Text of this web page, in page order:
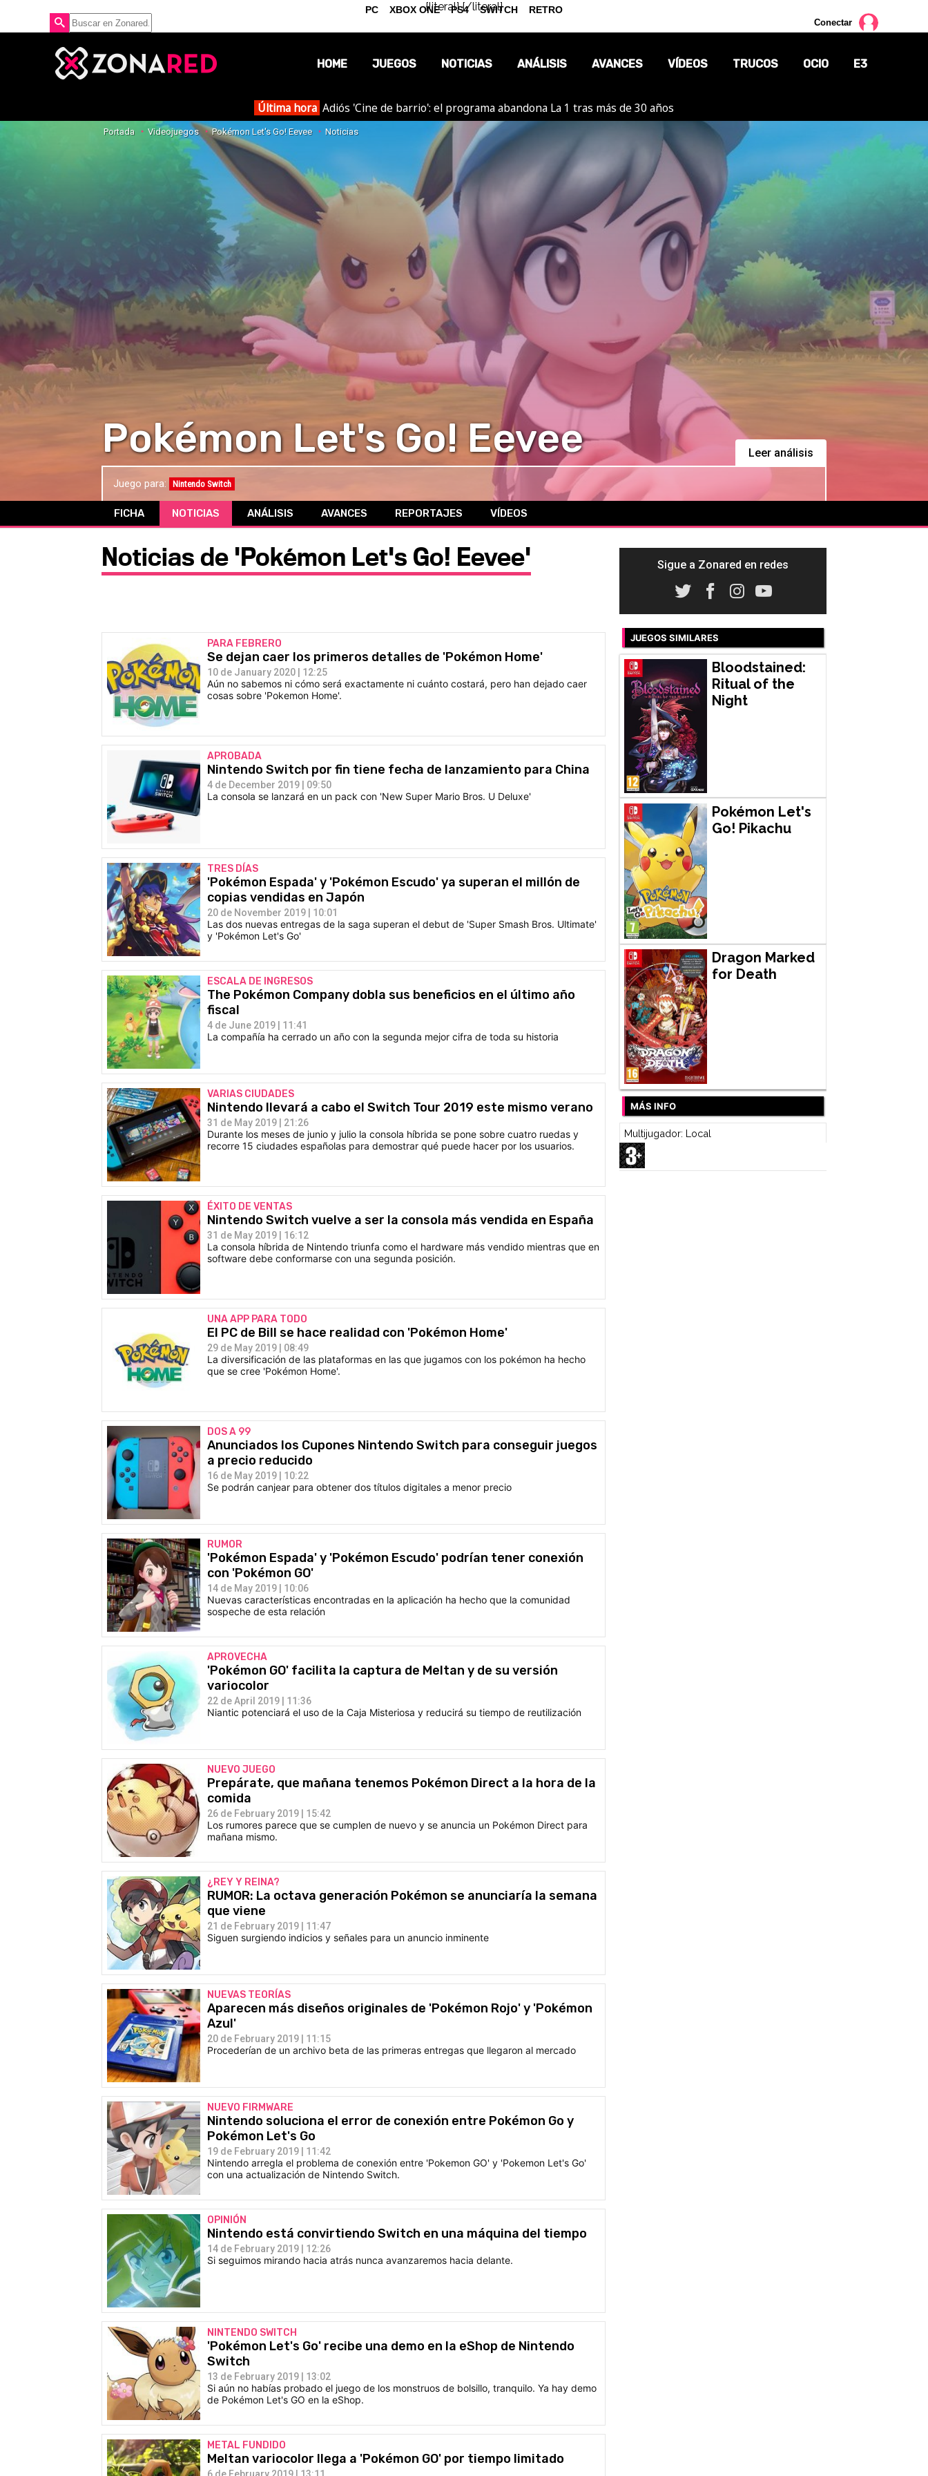
{literal}{/literal}
Conectar
HOME JUEGOS NOTICIAS
OPINIÓN
REPORTAJES
ANÁLISIS AVANCES VÍDEOS TRUCOS OCIO
CÓMICS
E3
Última hora Adiós 'Cine de barrio': el programa abandona La 1 tras más de 30 años
Portada Videojuegos Pokémon Let's Go! Eevee Noticias
Pokémon Let's Go! Eevee Leer análisis
Juego para: Nintendo Switch
FICHA NOTICIAS ANÁLISIS AVANCES REPORTAJES VÍDEOS
Noticias de 'Pokémon Let's Go! Eevee'
PARA FEBRERO
Se dejan caer los primeros detalles de 'Pokémon Home'
10 de January 2020 | 12:25
Aún no sabemos ni cómo será exactamente ni cuánto costará, pero han dejado caer
cosas sobre 'Pokemon Home'.
APROBADA
Nintendo Switch por fin tiene fecha de lanzamiento para China
4 de December 2019 | 09:50
La consola se lanzará en un pack con 'New Super Mario Bros. U Deluxe'
TRES DÍAS
'Pokémon Espada' y 'Pokémon Escudo' ya superan el millón de
copias vendidas en Japón
20 de November 2019 | 10:01
Las dos nuevas entregas de la saga superan el debut de 'Super Smash Bros. Ultimate'
y 'Pokémon Let's Go'
ESCALA DE INGRESOS
The Pokémon Company dobla sus beneficios en el último año
fiscal
4 de June 2019 | 11:41
La compañía ha cerrado un año con la segunda mejor cifra de toda su historia
VARIAS CIUDADES
Nintendo llevará a cabo el Switch Tour 2019 este mismo verano
31 de May 2019 | 21:26
Durante los meses de junio y julio la consola híbrida se pone sobre cuatro ruedas y
recorre 15 ciudades españolas para demostrar qué puede hacer por los usuarios.
ÉXITO DE VENTAS
Nintendo Switch vuelve a ser la consola más vendida en España
31 de May 2019 | 16:12
La consola híbrida de Nintendo triunfa como el hardware más vendido mientras que en
software debe conformarse con una segunda posición.
UNA APP PARA TODO
El PC de Bill se hace realidad con 'Pokémon Home'
29 de May 2019 | 08:49
La diversificación de las plataformas en las que jugamos con los pokémon ha hecho
que se cree 'Pokémon Home'.
DOS A 99
Anunciados los Cupones Nintendo Switch para conseguir juegos
a precio reducido
16 de May 2019 | 10:22
Se podrán canjear para obtener dos títulos digitales a menor precio
RUMOR
'Pokémon Espada' y 'Pokémon Escudo' podrían tener conexión
con 'Pokémon GO'
14 de May 2019 | 10:06
Nuevas características encontradas en la aplicación ha hecho que la comunidad
sospeche de esta relación
APROVECHA
'Pokémon GO' facilita la captura de Meltan y de su versión
variocolor
22 de April 2019 | 11:36
Niantic potenciará el uso de la Caja Misteriosa y reducirá su tiempo de reutilización
NUEVO JUEGO
Prepárate, que mañana tenemos Pokémon Direct a la hora de la
comida
26 de February 2019 | 15:42
Los rumores parece que se cumplen de nuevo y se anuncia un Pokémon Direct para
mañana mismo.
¿REY Y REINA?
RUMOR: La octava generación Pokémon se anunciaría la semana
que viene
21 de February 2019 | 11:47
Siguen surgiendo indicios y señales para un anuncio inminente
NUEVAS TEORÍAS
Aparecen más diseños originales de 'Pokémon Rojo' y 'Pokémon
Azul'
20 de February 2019 | 11:15
Procederían de un archivo beta de las primeras entregas que llegaron al mercado
NUEVO FIRMWARE
Nintendo soluciona el error de conexión entre Pokémon Go y
Pokémon Let's Go
19 de February 2019 | 11:42
Nintendo arregla el problema de conexión entre 'Pokemon GO' y 'Pokemon Let's Go'
con una actualización de Nintendo Switch.
OPINIÓN
Nintendo está convirtiendo Switch en una máquina del tiempo
14 de February 2019 | 12:26
Si seguimos mirando hacia atrás nunca avanzaremos hacia delante.
NINTENDO SWITCH
'Pokémon Let's Go' recibe una demo en la eShop de Nintendo
Switch
13 de February 2019 | 13:02
Si aún no habías probado el juego de los monstruos de bolsillo, tranquilo. Ya hay demo
de Pokémon Let's GO en la eShop.
METAL FUNDIDO
Meltan variocolor llega a 'Pokémon GO' por tiempo limitado
6 de February 2019 | 13:11
Sigue a Zonared en redes
JUEGOS SIMILARES
Bloodstained:
Ritual of the
Night
Pokémon Let's
Go! Pikachu
Dragon Marked
for Death
MÁS INFO
Multijugador: Local
PC XBOX ONE PS4 SWITCH RETRO